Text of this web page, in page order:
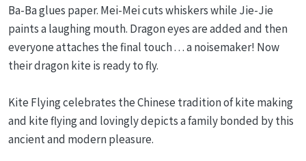
Ba-Ba glues paper. Mei-Mei cuts whiskers while Jie-Jie
paints a laughing mouth. Dragon eyes are added and then
everyone attaches the final touch . . . a noisemaker! Now
their dragon kite is ready to fly.
Kite Flying celebrates the Chinese tradition of kite making
and kite flying and lovingly depicts a family bonded by this
ancient and modern pleasure.